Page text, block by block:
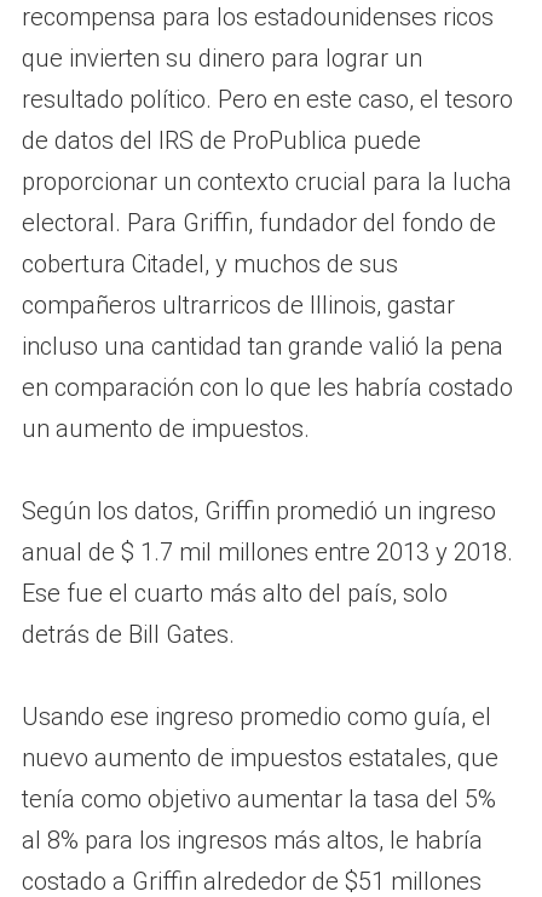
recompensa para los estadounidenses ricos
que invierten su dinero para lograr un
resultado político. Pero en este caso, el tesoro
de datos del IRS de ProPublica puede
proporcionar un contexto crucial para la lucha
electoral. Para Griffin, fundador del fondo de
cobertura Citadel, y muchos de sus
compañeros ultrarricos de Illinois, gastar
incluso una cantidad tan grande valió la pena
en comparación con lo que les habría costado
un aumento de impuestos.
Según los datos, Griffin promedió un ingreso
anual de $ 1.7 mil millones entre 2013 y 2018.
Ese fue el cuarto más alto del país, solo
detrás de Bill Gates.
Usando ese ingreso promedio como guía, el
nuevo aumento de impuestos estatales, que
tenía como objetivo aumentar la tasa del 5%
al ​​8% para los ingresos más altos, le habría
costado a Griffin alrededor de $51 millones